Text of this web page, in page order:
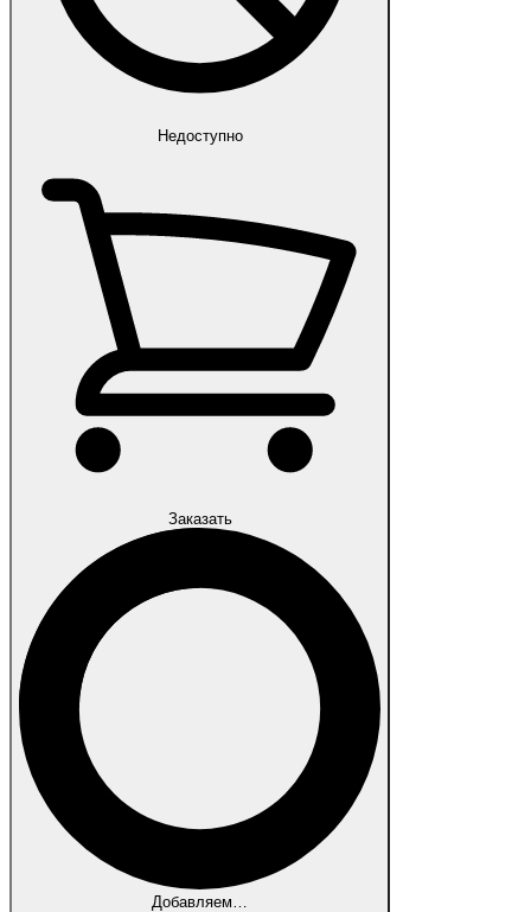
Недоступно
Заказать
Добавляем…